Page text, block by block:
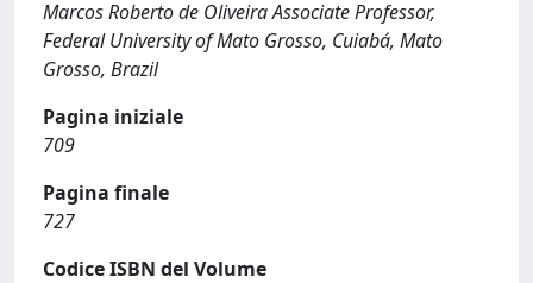
Marcos Roberto de Oliveira Associate Professor,
Federal University of Mato Grosso, Cuiabá, Mato
Grosso, Brazil
Pagina iniziale
709
Pagina finale
727
Codice ISBN del Volume